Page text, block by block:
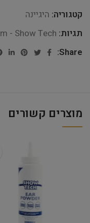
קטגוריה: היגיינה
תגיות: - Show Tech
Share:
מוצרים קשורים